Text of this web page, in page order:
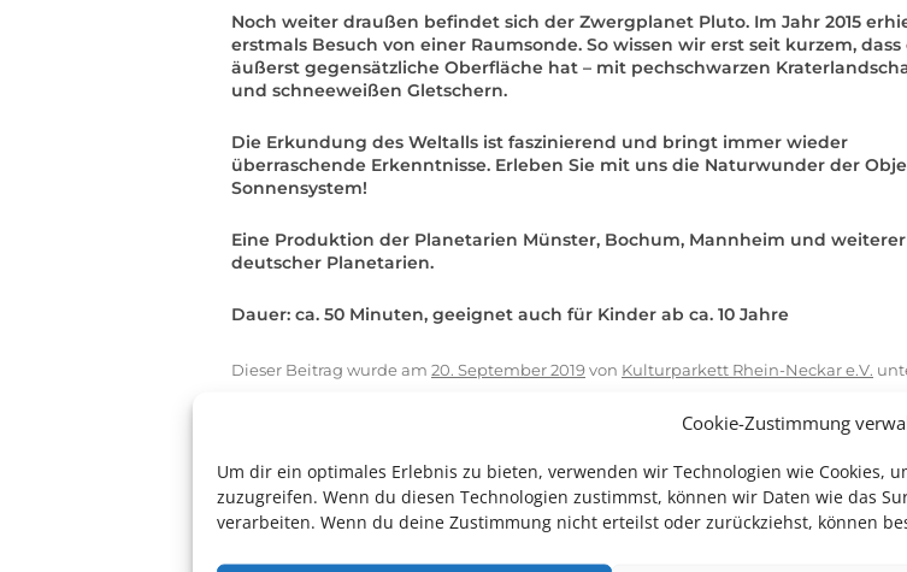
Cookie-Zustimmung
Um dir ein optimales Erlebnis zu bieten, verwenden wir Technologien wie Cookies,
zuzugreifen. Wenn du diesen Technologien zustimmst, können wir Daten wie das
verarbeiten. Wenn du deine Zustimmung nicht erteilst oder zurückziehst, können
Noch weiter draußen befindet sich der Zwergplanet Pluto. Im Jahr 2015
erstmals Besuch von einer Raumsonde. So wissen wir erst seit kurzem, dass
äußerst gegensätzliche Oberfläche hat – mit pechschwarzen
und schneeweißen Gletschern.
Die Erkundung des Weltalls ist faszinierend und bringt immer wieder
überraschende Erkenntnisse. Erleben Sie mit uns die Naturwunder der
Sonnensystem!
Eine Produktion der Planetarien Münster, Bochum, Mannheim und weiterer
deutscher Planetarien.
Dauer: ca. 50 Minuten, geeignet auch für Kinder ab ca. 10 Jahre
Dieser Beitrag wurde am 20. September 2019von Kulturparkett Rhein-Neckar e.V.